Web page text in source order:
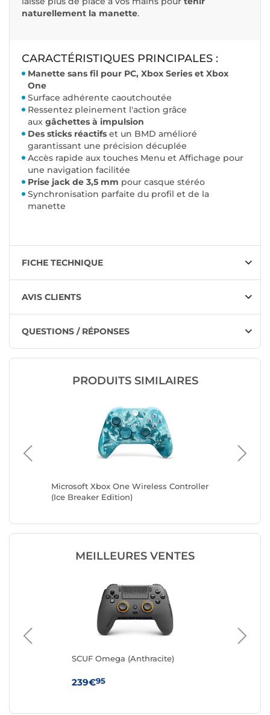
naturellement la manette.
CARACTÉRISTIQUES PRINCIPALES :
Manette sans fil pour PC, Xbox Series et Xbox
One
Surface adhérente caoutchoutée
Ressentez pleinement l'action grâce
aux gâchettes à impulsion
Des sticks réactifs et un BMD amélioré
garantissant une précision décuplée
Accès rapide aux touches Menu et Affichage pour
une navigation facilitée
Prise jack de 3,5 mm pour casque stéréo
Synchronisation parfaite du profil et de la
manette
FICHE TECHNIQUE
AVIS CLIENTS
QUESTIONS / RÉPONSES
PRODUITS SIMILAIRES
Microsoft Xbox One Wireless Controller
(Ice Breaker Edition)
MEILLEURES VENTES
SCUF Omega (Anthracite)
239€95